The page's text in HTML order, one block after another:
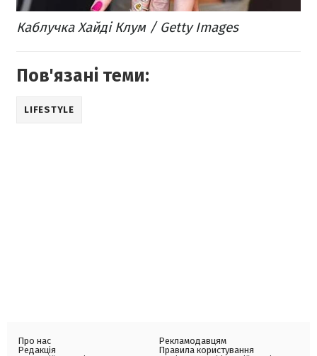
Каблучка Хайді Клум / Getty Images
Пов'язані теми:
LIFESTYLE
Про нас
Редакція
Рекламодавцям
Правила користування